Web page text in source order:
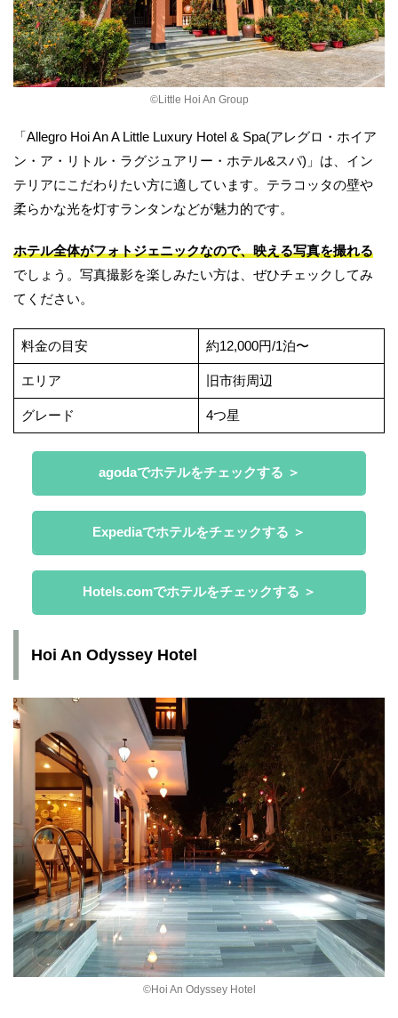
©︎Little Hoi An Group
「Allegro Hoi An A Little Luxury Hotel & Spa(アレグロ・ホイア
ン・ア・リトル・ラグジュアリー・ホテル&スパ)」は、イン
テリアにこだわりたい方に適しています。テラコッタの壁や
柔らかな光を灯すランタンなどが魅力的です。
ホテル全体がフォトジェニックなので、映える写真を撮れる
でしょう。写真撮影を楽しみたい方は、ぜひチェックしてみ
てください。
料金の目安 約12,000円/1泊〜
エリア 旧市街周辺
グレード 4つ星
agodaでホテルをチェックする ＞
Expediaでホテルをチェックする ＞
Hotels.comでホテルをチェックする ＞
Hoi An Odyssey Hotel
©︎Hoi An Odyssey Hotel